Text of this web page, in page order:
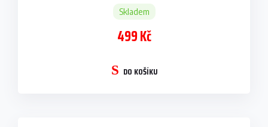
Skladem
499 Kč
DO KOŠÍKU